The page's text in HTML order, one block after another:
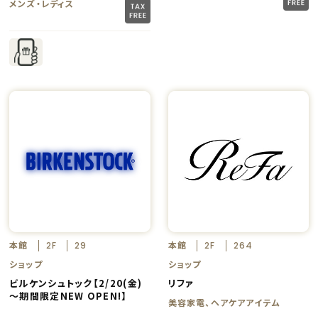
メンズ・レディス
本館 2F
29
ショップ
ビルケンシュトック【2/20(金)
～期間限定NEW OPEN!】
本館 2F
264
ショップ
リファ
美容家電、ヘアケアアイテム